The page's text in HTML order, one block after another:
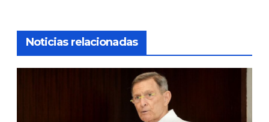
Noticias relacionadas